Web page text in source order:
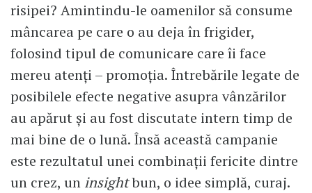
risipei? Amintindu-le oamenilor să consume
mâncarea pe care o au deja în frigider,
folosind tipul de comunicare care îi face
mereu atenți – promoția. Întrebările legate de
posibilele efecte negative asupra vânzărilor
au apărut și au fost discutate intern timp de
mai bine de o lună. Însă această campanie
este rezultatul unei combinații fericite dintre
un crez, un insightbun, o idee simplă, curaj.